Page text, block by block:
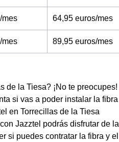
mes 64,95 euros/mes
mes 89,95 euros/mes
de la Tiesa? ¡No te preocupes!
si vas a poder instalar la fibra
en Torrecillas de la Tiesa
Jazztel podrás disfrutar de la
si puedes contratar la fibra y el